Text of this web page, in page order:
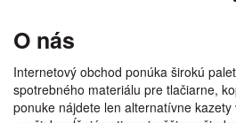
O nás
Internetový obchod ponúka širokú
spotrebného materiálu pre tlačiarne,
ponuke nájdete len alternatívne kazety